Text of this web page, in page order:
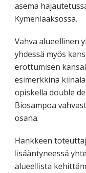
asema
Kymenlaaksossa.
Vahva alueellinen
yhdessä myös
erottumisen
esimerkkinä
opiskella double
Biosampoa
osana.
Hankkeen
lisääntyneessä
alueellista